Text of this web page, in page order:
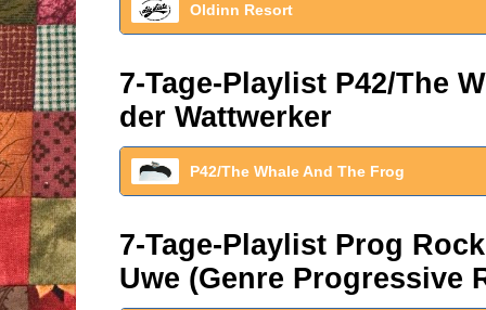
Oldinn Resort
7-Tage-Playlist P42/The
der Wattwerker
P42/The Whale And The Frog
7-Tage-Playlist Prog
Uwe (Genre Progressive